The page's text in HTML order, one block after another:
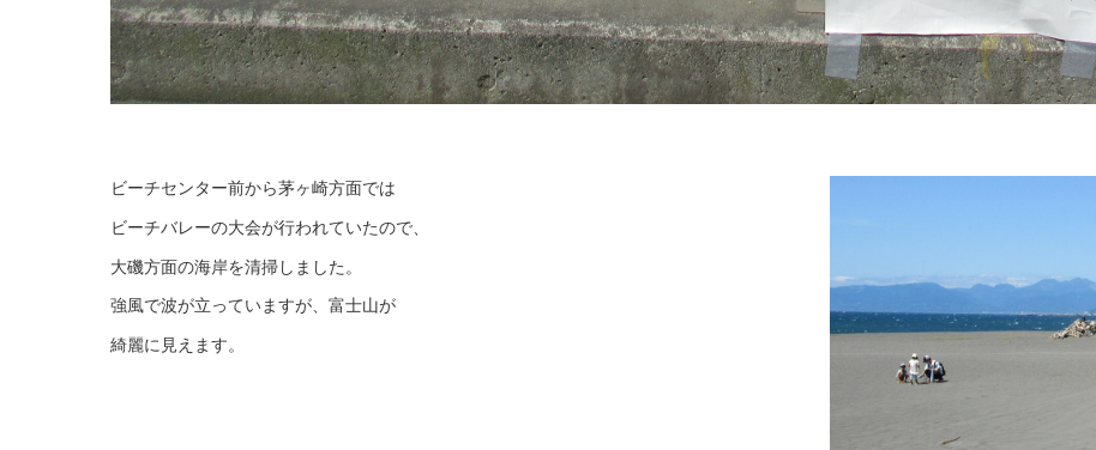
ビーチセンター前から茅ヶ崎方面では
ビーチバレーの大会が行われていたので、
大磯方面の海岸を清掃しました。
強風で波が立っていますが、富士山が
綺麗に見えます。